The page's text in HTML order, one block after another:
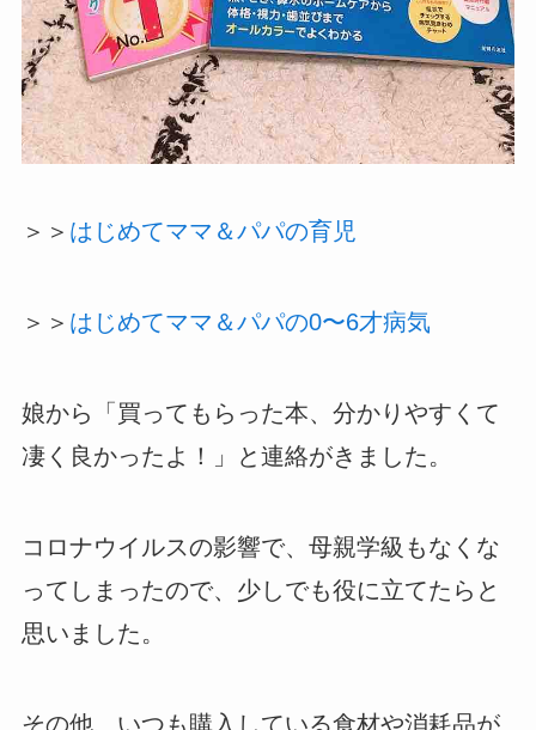
＞＞ はじめてママ＆パパの育児
＞＞ はじめてママ＆パパの0〜6才病気
娘から「買ってもらった本、分かりやすくて
凄く良かったよ！」と連絡がきました。
コロナウイルスの影響で、母親学級もなくな
ってしまったので、少しでも役に立てたらと
思いました。
その他、いつも購入している食材や消耗品が